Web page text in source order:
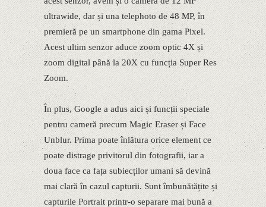
ultrawide, dar și una telephoto de 48 MP, în
premieră pe un smartphone din gama Pixel.
Acest ultim senzor aduce zoom optic 4X și
zoom digital până la 20X cu funcția Super Res
Zoom.
În plus, Google a adus aici și funcții speciale
pentru cameră precum Magic Eraser și Face
Unblur. Prima poate înlătura orice element ce
poate distrage privitorul din fotografii, iar a
doua face ca fața subiecților umani să devină
mai clară în cazul capturii. Sunt îmbunătățite și
capturile Portrait printr-o separare mai bună a